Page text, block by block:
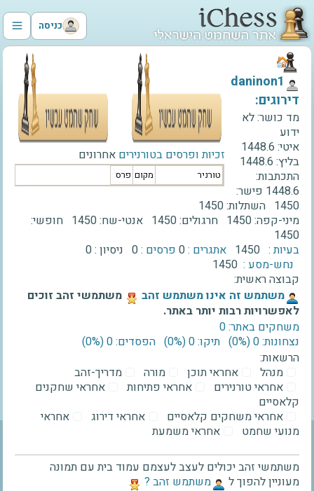
כניסה
זכיות ופרסים בטורנירים אחרונים
טורניר מקום פרס
‫daninon1‬
דירוגים:
מד כושר:לא
ידוע
איטי: 1448.6
בליץ: 1448.6
התכתבות:
1448.6 פישר:
1450 השתלות:1450
מיני-קפה:1450 חרגולים:1450 אנטי-שח:1450 חופשי:
1450
בעיות : 1450 אתגרים :0 פרסים :0 ניסיון :0
נחש-מסע : 1450
קבוצה ראשית:
‫משתמש זה אינו משתמש זהב‬
משתמשי זהב זוכים
לאפשרויות רבות יותר באתר.
משחקים באתר: 0
נצחונות: 0 ‫(0%)‬
תיקו: 0 ‫(0%)‬
הפסדים: 0 ‫(0%)‬
הרשאות:
מנהל
אחראי תוכן מורה
מדריך-זהב
אחראי טורנירים
אחראי פתיחות
אחראי שחקנים
קלאסיים
אחראי משחקים קלאסיים
אחראי דירוג
אחראי
מנועי שחמט
אחראי משמעת
משתמשי זהב יכולים לעצב לעצמם עמוד בית עם תמונה
מעוניין להפוך ל
‫משתמש זהב ?‬